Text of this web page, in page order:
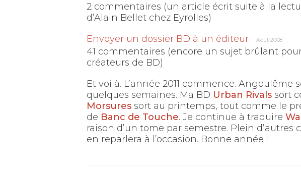
2 commentaires (un article écrit suite à la
d’Alain Bellet chez Eyrolles)
Envoyer un dossier BD à un éditeur
Août 2008
41 commentaires (encore un sujet brûlant
créateurs de BD)
Et voilà. L’année 2011 commence. Angoulême
quelques semaines. Ma BD Urban Rivals sort
Morsures sort au printemps, tout comme le
de Banc de Touche. Je continue à traduire
raison d’un tome par semestre. Plein d’autres
en reparlera à l’occasion. Bonne année !